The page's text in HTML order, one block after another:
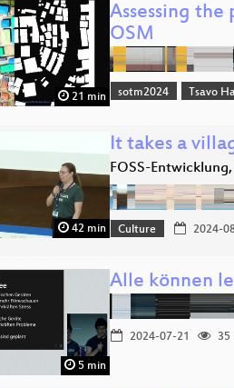
21 min
Assessing
OSM
sotm2024 Tsavo
42 min
It takes a
FOSS-
Culture 2024-
5 min
Alle können
2024-07-21 35